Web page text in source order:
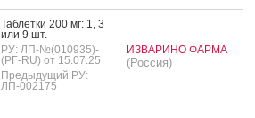
Таб­летки 200 мг: 1, 3
или 9 шт.
РУ: ЛП-№(010935)-
(РГ-RU) от 15.07.25
Предыдущий РУ:
ЛП-002175
ИЗВАРИНО ФАРМА
(Россия)